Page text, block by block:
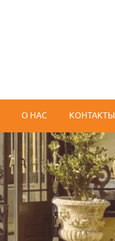
О НАС КОНТАКТЫ